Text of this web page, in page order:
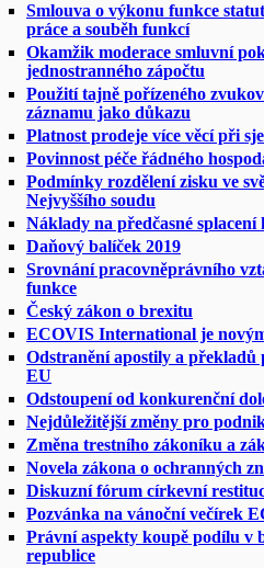
Smlouva o výkonu funkce
práce a souběh funkcí
Okamžik moderace smluvní
jednostranného zápočtu
Použití tajně pořízeného
záznamu jako důkazu
Platnost prodeje více věcí při
Povinnost péče řádného
Podmínky rozdělení zisku ve
Nejvyššího soudu
Náklady na předčasné splacení
Daňový balíček 2019
Srovnání pracovněprávního
funkce
Český zákon o brexitu
ECOVIS International je
Odstranění apostily a
EU
Odstoupení od konkurenční
Nejdůležitější změny pro
Změna trestního zákoníku a
Novela zákona o ochranných
Diskuzní fórum církevní
Pozvánka na vánoční večírek
Právní aspekty koupě podílu v
republice